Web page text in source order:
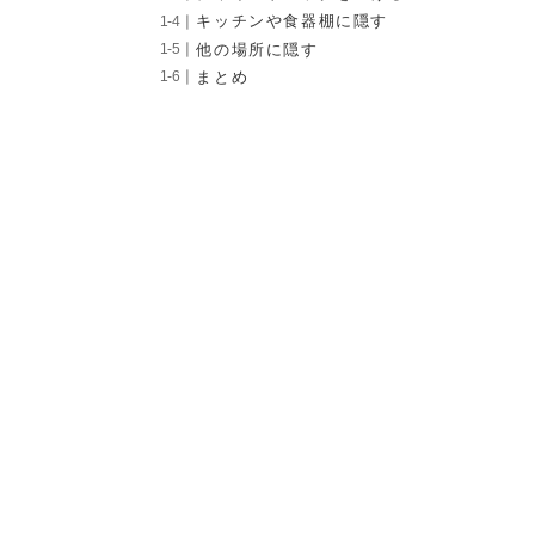
キッチンや食器棚に隠す
他の場所に隠す
まとめ